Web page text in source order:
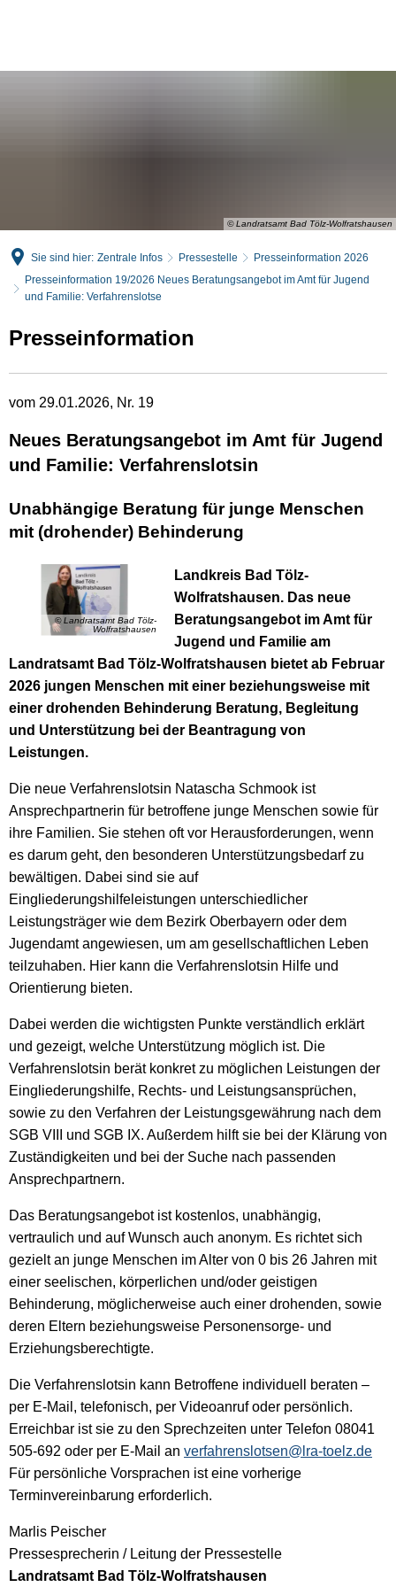
© Landratsamt Bad Tölz-Wolfratshausen
Sie sind hier: Zentrale Infos Pressestelle
Presseinformation 2026
Presseinformation 19/2026 Neues Beratungsangebot im Amt für Jugend
und Familie: Verfahrenslotse
Presseinformation
vom 29.01.2026, Nr. 19
Neues Beratungsangebot im Amt für Jugend
und Familie: Verfahrenslotsin
Unabhängige Beratung für junge Menschen
mit (drohender) Behinderung
© Landratsamt Bad Tölz-
Wolfratshausen
Landkreis Bad Tölz-
Wolfratshausen. Das neue
Beratungsangebot im Amt für
Jugend und Familie am
Landratsamt Bad Tölz-Wolfratshausen bietet ab Februar
2026 jungen Menschen mit einer beziehungsweise mit
einer drohenden Behinderung Beratung, Begleitung
und Unterstützung bei der Beantragung von
Leistungen.
Die neue Verfahrenslotsin Natascha Schmook ist
Ansprechpartnerin für betroffene junge Menschen sowie für
ihre Familien. Sie stehen oft vor Herausforderungen, wenn
es darum geht, den besonderen Unterstützungsbedarf zu
bewältigen. Dabei sind sie auf
Eingliederungshilfeleistungen unterschiedlicher
Leistungsträger wie dem Bezirk Oberbayern oder dem
Jugendamt angewiesen, um am gesellschaftlichen Leben
teilzuhaben. Hier kann die Verfahrenslotsin Hilfe und
Orientierung bieten.
Dabei werden die wichtigsten Punkte verständlich erklärt
und gezeigt, welche Unterstützung möglich ist. Die
Verfahrenslotsin berät konkret zu möglichen Leistungen der
Eingliederungshilfe, Rechts- und Leistungsansprüchen,
sowie zu den Verfahren der Leistungsgewährung nach dem
SGB VIII und SGB IX. Außerdem hilft sie bei der Klärung von
Zuständigkeiten und bei der Suche nach passenden
Ansprechpartnern.
Das Beratungsangebot ist kostenlos, unabhängig,
vertraulich und auf Wunsch auch anonym. Es richtet sich
gezielt an junge Menschen im Alter von 0 bis 26 Jahren mit
einer seelischen, körperlichen und/oder geistigen
Behinderung, möglicherweise auch einer drohenden, sowie
deren Eltern beziehungsweise Personensorge- und
Erziehungsberechtigte.
Die Verfahrenslotsin kann Betroffene individuell beraten –
per E-Mail, telefonisch, per Videoanruf oder persönlich.
Erreichbar ist sie zu den Sprechzeiten unter Telefon 08041
505-692 oder per E-Mail an verfahrenslotsen@lra-toelz.de
Für persönliche Vorsprachen ist eine vorherige
Terminvereinbarung erforderlich.
Marlis Peischer
Pressesprecherin / Leitung der Pressestelle
Landratsamt Bad Tölz-Wolfratshausen